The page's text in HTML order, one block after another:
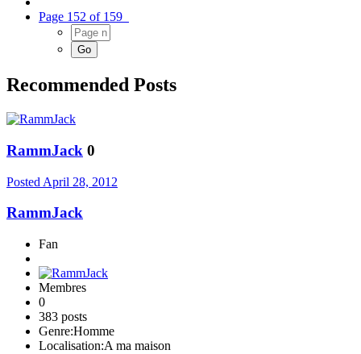
Page 152 of 159
Recommended Posts
RammJack 0
Posted April 28, 2012
RammJack
Fan
Membres
0
383 posts
Genre:Homme
Localisation:A ma maison